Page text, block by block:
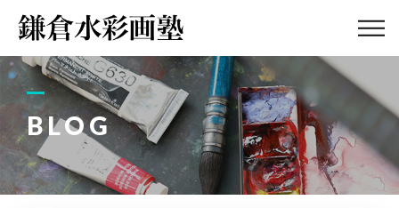
BLOG
ABOUT
画塾紹介・
アクセス
LESSON
教室案内